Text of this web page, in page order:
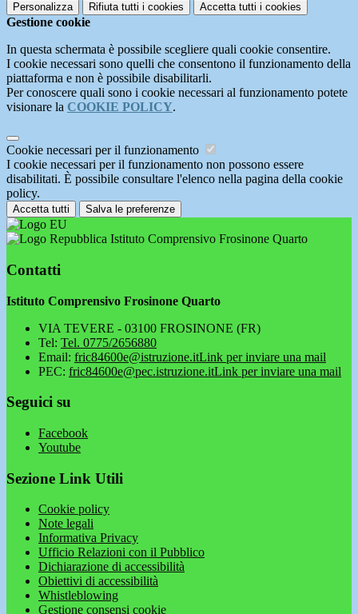
Personalizza Rifiuta tutti i cookies Accetta tutti i cookies
Gestione cookie
In questa schermata è possibile scegliere quali cookie consentire.
I cookie necessari sono quelli che consentono il funzionamento della
piattaforma e non è possibile disabilitarli.
Per conoscere quali sono i cookie necessari al funzionamento potete
visionare la COOKIE POLICY.
Cookie necessari per il funzionamento
I cookie necessari per il funzionamento non possono essere
disabilitati. È possibile consultare l'elenco nella pagina della cookie
policy.
Accetta tutti Salva le preferenze
Istituto Comprensivo Frosinone Quarto
Contatti
Istituto Comprensivo Frosinone Quarto
VIA TEVERE - 03100 FROSINONE (FR)
Tel: Tel. 0775/2656880
Email: fric84600e@istruzione.itLink per inviare una mail
PEC: fric84600e@pec.istruzione.itLink per inviare una mail
Seguici su
Facebook
Youtube
Sezione Link Utili
Cookie policy
Note legali
Informativa Privacy
Ufficio Relazioni con il Pubblico
Dichiarazione di accessibilità
Obiettivi di accessibilità
Whistleblowing
Gestione consensi cookie